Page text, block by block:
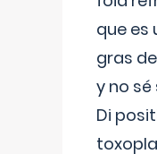
que es
gras
y no
Di